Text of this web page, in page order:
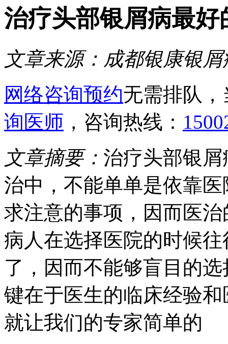
治疗头部银屑病最好
文章来源： 成都银康银
网络咨询预约无需排队
询医师 ，咨询热线：
文章摘要： 治疗头部银
治中，不能单单是依靠
求注意的事项，因而医
病人在选择医院的时候
了，因而不能够盲目的
键在于医生的临床经验
就让我们的专家简单的